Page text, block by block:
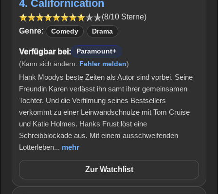
4. Californication
(8/10 Sterne)
Genre:
Comedy Drama
Verfügbar bei:
Paramount+
(Kann sich ändern. Fehler melden)
Hank Moodys beste Zeiten als Autor sind vorbei. Seine
Freundin Karen verlässt ihn samt ihrer gemeinsamen
Tochter. Und die Verfilmung seines Bestsellers
verkommt zu einer Leinwandschnulze mit Tom Cruise
und Katie Holmes. Hanks Frust löst eine
Schreibblockade aus. Mit einem ausschweifenden
Lotterleben... mehr
Zur Watchlist